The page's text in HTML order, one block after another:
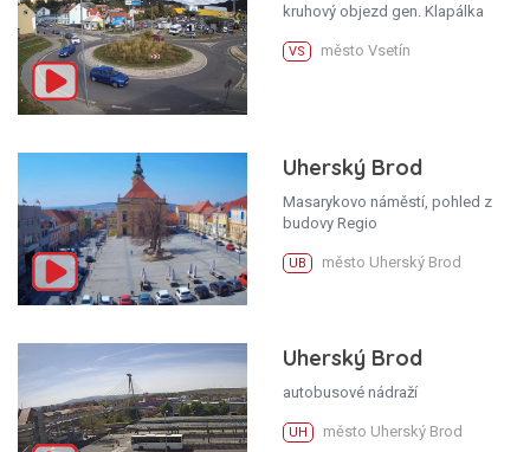
kruhový objezd gen. Klapálka
VS město Vsetín
Uherský Brod
Masarykovo náměstí, pohled z
budovy Regio
UB město Uherský Brod
Uherský Brod
autobusové nádraží
UH město Uherský Brod